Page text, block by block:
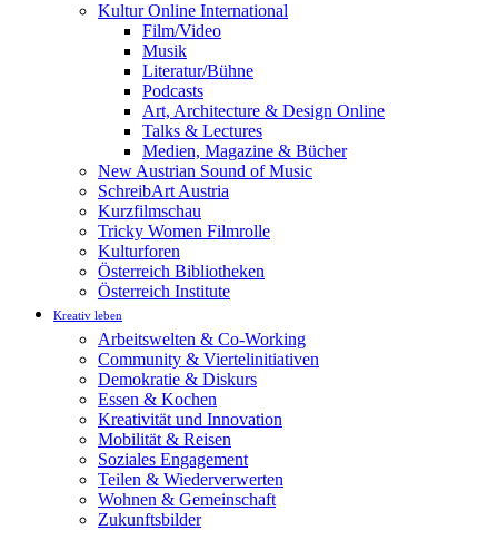
Kultur Online International
Film/Video
Musik
Literatur/Bühne
Podcasts
Art, Architecture & Design Online
Talks & Lectures
Medien, Magazine & Bücher
New Austrian Sound of Music
SchreibArt Austria
Kurzfilmschau
Tricky Women Filmrolle
Kulturforen
Österreich Bibliotheken
Österreich Institute
Kreativ leben
Arbeitswelten & Co-Working
Community & Viertelinitiativen
Demokratie & Diskurs
Essen & Kochen
Kreativität und Innovation
Mobilität & Reisen
Soziales Engagement
Teilen & Wiederverwerten
Wohnen & Gemeinschaft
Zukunftsbilder